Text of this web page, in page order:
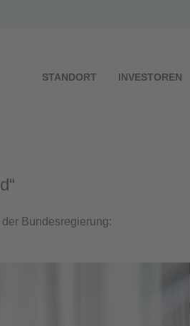
STANDORT INVESTOREN
Bundesregierung: